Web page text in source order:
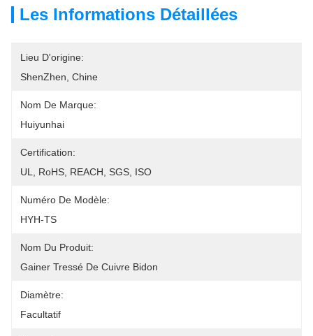
Les Informations Détaillées
Lieu D'origine:
ShenZhen, Chine
Nom De Marque:
Huiyunhai
Certification:
UL, RoHS, REACH, SGS, ISO
Numéro De Modèle:
HYH-TS
Nom Du Produit:
Gainer Tressé De Cuivre Bidon
Diamètre:
Facultatif